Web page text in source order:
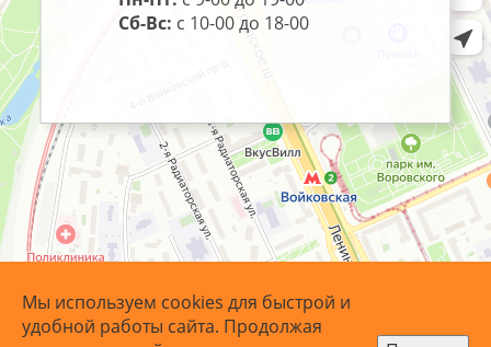
Сб-Вс: с 10-00 до 18-00
Мы используем cookies для быстрой и
удобной работы сайта. Продолжая